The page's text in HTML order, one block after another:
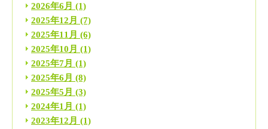
2026年6月 (1)
2025年12月 (7)
2025年11月 (6)
2025年10月 (1)
2025年7月 (1)
2025年6月 (8)
2025年5月 (3)
2024年1月 (1)
2023年12月 (1)